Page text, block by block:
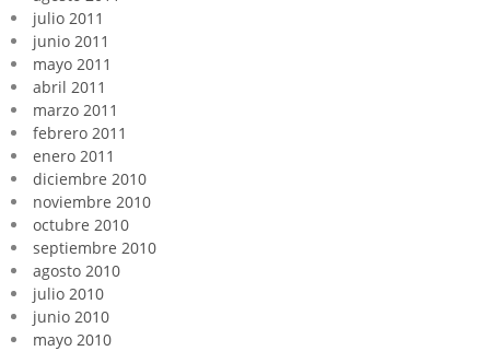
julio 2011
junio 2011
mayo 2011
abril 2011
marzo 2011
febrero 2011
enero 2011
diciembre 2010
noviembre 2010
octubre 2010
septiembre 2010
agosto 2010
julio 2010
junio 2010
mayo 2010